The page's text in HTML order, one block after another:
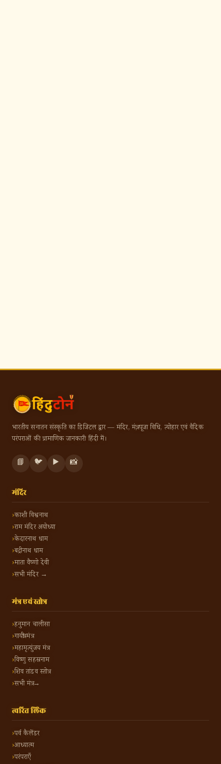
भारतीय सनातन संस्कृति का डिजिटल द्वार — मंदिर, मंत्र, पूजा विधि, त्योहार एवं वैदिक
परंपराओं की प्रामाणिक जानकारी हिंदी में।
📘 🐦 ▶️ 📸
मंदिर
काशी विश्वनाथ
राम मंदिर अयोध्या
केदारनाथ धाम
बद्रीनाथ धाम
माता वैष्णो देवी
सभी मंदिर →
मंत्र एवं स्तोत्र
हनुमान चालीसा
गायत्री मंत्र
महामृत्युंजय मंत्र
विष्णु सहस्रनाम
शिव तांडव स्तोत्र
सभी मंत्र →
त्वरित लिंक
पर्व कैलेंडर
आध्यात्म
परंपराएँ